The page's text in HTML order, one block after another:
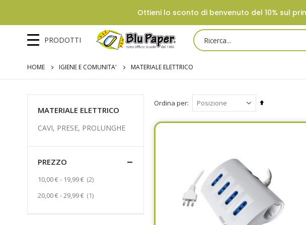
Ottieni lo sconto di benvenuto del 10% sul
PRODOTTI
HOME IGIENE E COMUNITA' MATERIALE ELETTRICO
Ordina per
Set
MATERIALE ELETTRICO
CAVI, PRESE, PROLUNGHE
PREZZO
10,00 €- 19,99 € 2Prodotto
20,00 €-29,99 € 1Prodotto